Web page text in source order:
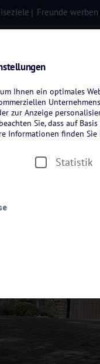
Freunde werben
Ihnen ein optimales
zur Anzeige
Sie, dass auf
Informationen finden Sie
Statistik
Betrieb der Seite
Dienste bei einem
Webseite weiter zu
beispielsweise die
Wir nutzen hierfür
Website erfassten